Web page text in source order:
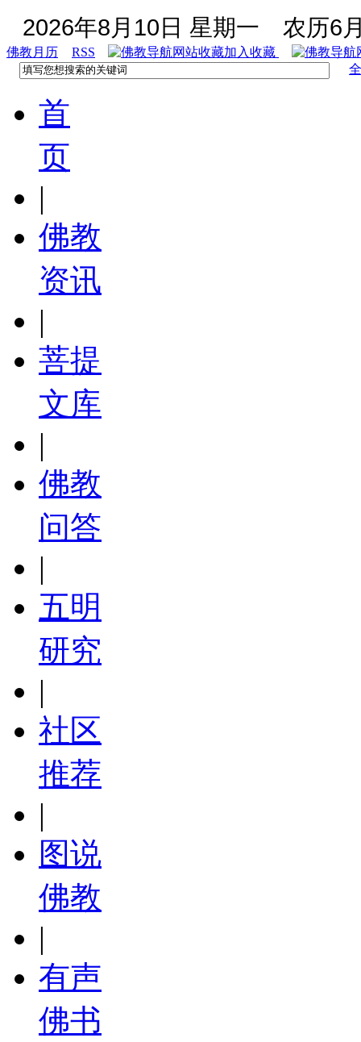
2026年8月10日 星期一 农历6
佛教月历 RSS
加入收藏
首
页
|
佛教
资讯
|
菩提
文库
|
佛教
问答
|
五明
研究
|
社区
推荐
|
图说
佛教
|
有声
佛书